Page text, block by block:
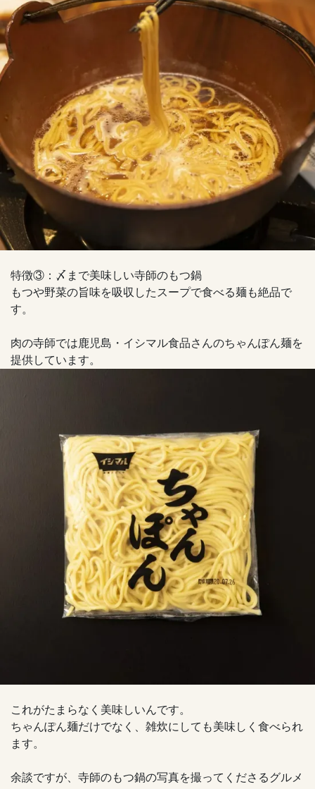
特徴③：〆まで美味しい寺師のもつ鍋
もつや野菜の旨味を吸収したスープで食べる麺も絶品で
す。
肉の寺師では鹿児島・イシマル食品さんのちゃんぽん麺を
提供しています。
これがたまらなく美味しいんです。
ちゃんぽん麺だけでなく、雑炊にしても美味しく食べられ
ます。
余談ですが、寺師のもつ鍋の写真を撮ってくださるグルメ